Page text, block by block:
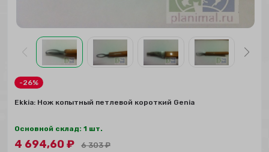
-26%
Ekkia: Нож копытный петлевой короткий Genia
Основной склад: 1 шт.
4 694,60₽ 6 303₽